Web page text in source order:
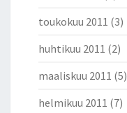
toukokuu 2011 (3)
huhtikuu 2011 (2)
maaliskuu 2011 (5)
helmikuu 2011 (7)